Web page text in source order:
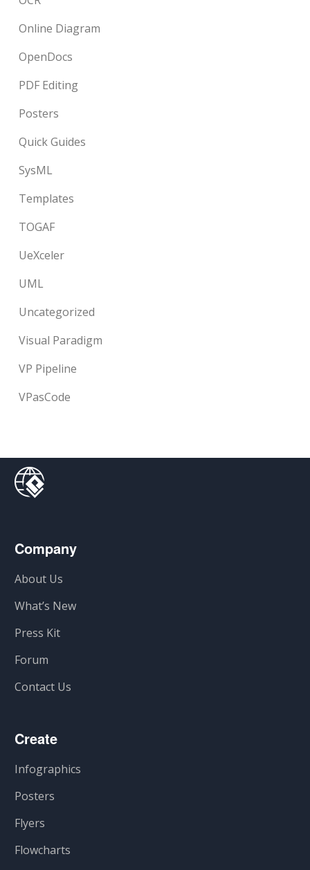
Online Diagram
OpenDocs
PDF Editing
Posters
Quick Guides
SysML
Templates
TOGAF
UeXceler
UML
Uncategorized
Visual Paradigm
VP Pipeline
VPasCode
Company
About Us
What’s New
Press Kit
Forum
Contact Us
Create
Infographics
Posters
Flyers
Flowcharts